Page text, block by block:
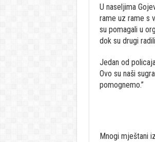
U naseljima
rame uz rame s
su pomagali u
dok su drugi
Jedan od
Ovo su naši
pomognemo.”
Mnogi mještani